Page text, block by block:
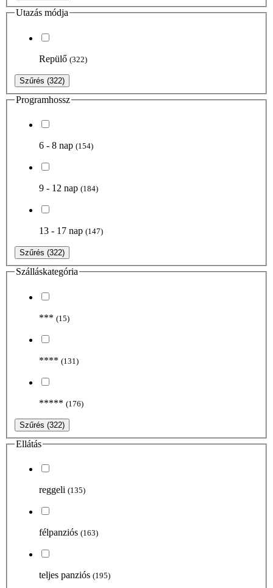
Utazás módja
Repülő (322)
Szűrés (322)
Programhossz
6 - 8 nap (154)
9 - 12 nap (184)
13 - 17 nap (147)
Szűrés (322)
Szálláskategória
*** (15)
**** (131)
***** (176)
Szűrés (322)
Ellátás
reggeli (135)
félpanziós (163)
teljes panziós (195)